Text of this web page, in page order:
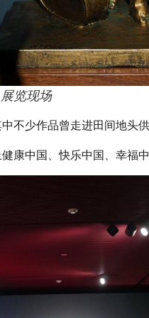
展览现场
不少作品曾走进田间地头
康中国、快乐中国、幸福